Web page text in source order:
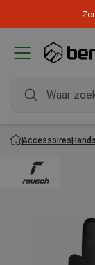
Accessoires